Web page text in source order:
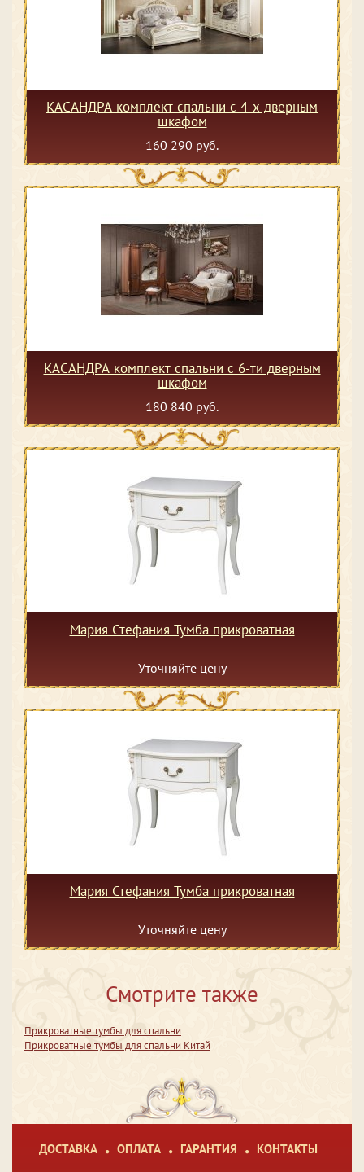
КАСАНДРА комплект спальни с 4-х дверным
шкафом
160 290 руб.
КАСАНДРА комплект спальни с 6-ти дверным
шкафом
180 840 руб.
Мария Стефания Тумба прикроватная
Уточняйте цену
Мария Стефания Тумба прикроватная
Уточняйте цену
Смотрите также
Прикроватные тумбы для спальни
Прикроватные тумбы для спальни Китай
ДОСТАВКА ОПЛАТА ГАРАНТИЯ КОНТАКТЫ